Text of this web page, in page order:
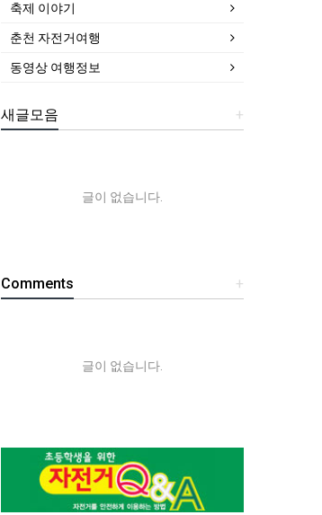
축제 이야기
춘천 자전거여행
동영상 여행정보
+
새글모음
글이 없습니다.
+
Comments
글이 없습니다.